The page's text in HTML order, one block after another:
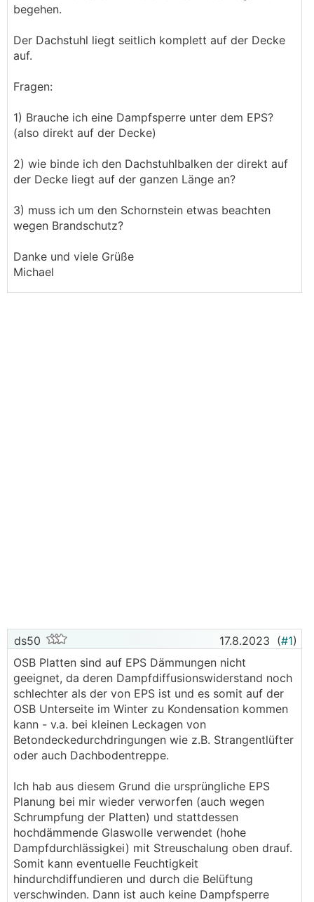
begehen.
Der Dachstuhl liegt seitlich komplett auf der Decke
auf.
Fragen:
1) Brauche ich eine Dampfsperre unter dem EPS?
(also direkt auf der Decke)
2) wie binde ich den Dachstuhlbalken der direkt auf
der Decke liegt auf der ganzen Länge an?
3) muss ich um den Schornstein etwas beachten
wegen Brandschutz?
Danke und viele Grüße
Michael
ds50 17.8.2023 (#1)
OSB Platten sind auf EPS Dämmungen nicht
geeignet, da deren Dampfdiffusionswiderstand noch
schlechter als der von EPS ist und es somit auf der
OSB Unterseite im Winter zu Kondensation kommen
kann - v.a. bei kleinen Leckagen von
Betondeckedurchdringungen wie z.B. Strangentlüfter
oder auch Dachbodentreppe.
Ich hab aus diesem Grund die ursprüngliche EPS
Planung bei mir wieder verworfen (auch wegen
Schrumpfung der Platten) und stattdessen
hochdämmende Glaswolle verwendet (hohe
Dampfdurchlässigkei) mit Streuschalung oben drauf.
Somit kann eventuelle Feuchtigkeit
hindurchdiffundieren und durch die Belüftung
verschwinden. Dann ist auch keine Dampfsperre